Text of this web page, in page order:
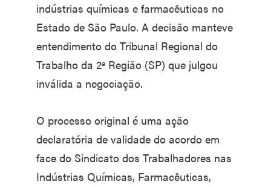
indústrias químicas e farmacêuticas no
Estado de São Paulo. A decisão manteve
entendimento do Tribunal Regional do
Trabalho da 2ª Região (SP) que julgou
inválida a negociação.
O processo original é uma ação
declaratória de validade do acordo em
face do Sindicato dos Trabalhadores nas
Indústrias Químicas, Farmacêuticas,